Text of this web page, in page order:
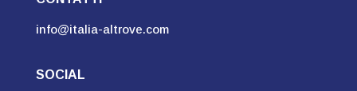
info@italia-altrove.com
SOCIAL